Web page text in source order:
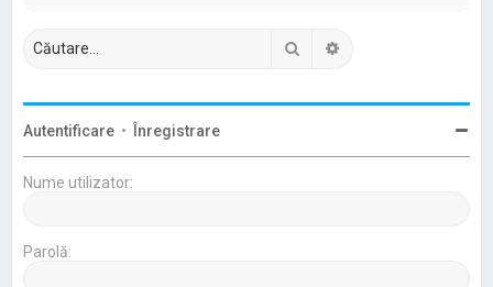
Căutare
Autentificare • Înregistrare
Nume utilizator:
Parolă: